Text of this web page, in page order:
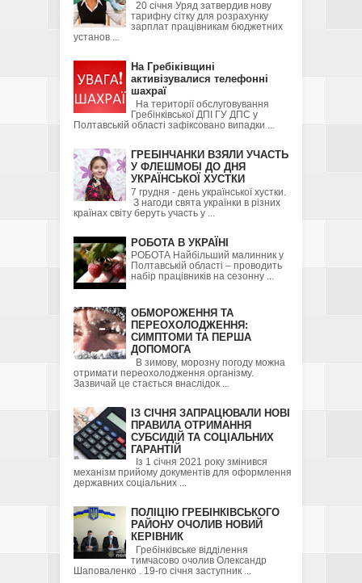
20 січня Уряд затвердив нову
тарифну сітку для розрахунку
зарплат працівникам бюджетних
установ ...
На Гребіківщині
активізувалися телефонні
шахраї
На території обслуговування
Гребінківської ДПІ ГУ ДПС у
Полтавській області зафіксовано випадки ...
ГРЕБІНЧАНКИ ВЗЯЛИ УЧАСТЬ
У ФЛЕШМОБІ ДО ДНЯ
УКРАЇНСЬКОЇ ХУСТКИ
7 грудня - день української хустки.
З нагоди свята українки в різних
країнах світу беруть участь у ...
РОБОТА В УКРАЇНІ
РОБОТА Найбільший малинник у
Полтавській області – проводить
набір працівників на сезонну ...
ОБМОРОЖЕННЯ ТА
ПЕРЕОХОЛОДЖЕННЯ:
СИМПТОМИ ТА ПЕРША
ДОПОМОГА
В зимову, морозну погоду можна
отримати переохолодження організму.
Зазвичай це стається внаслідок ...
ІЗ СІЧНЯ ЗАПРАЦЮВАЛИ НОВІ
ПРАВИЛА ОТРИМАННЯ
СУБСИДІЙ ТА СОЦІАЛЬНИХ
ГАРАНТІЙ
Із 1 січня 2021 року змінився
механізм прийому документів для оформлення
державних соціальних ...
ПОЛІЦІЮ ГРЕБІНКІВСЬКОГО
РАЙОНУ ОЧОЛИВ НОВИЙ
КЕРІВНИК
Гребінківське відділення
тимчасово очолив Олександр
Шаповаленко . 19-го січня заступник ...